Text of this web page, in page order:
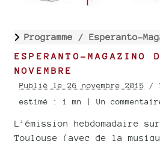
Programme / Esperanto-
ESPERANTO-MAGAZINO
NOVEMBRE
Publié le 26 novembre 2015 /
estimé : 1 mn | Un
L’émission hebdomadaire
Toulouse (avec de la